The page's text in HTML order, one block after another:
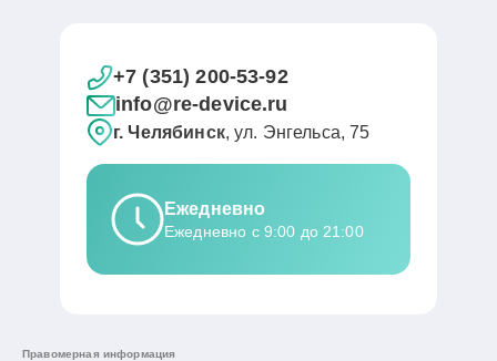
+7 (351) 200-53-92
info@re-device.ru
г. Челябинск, ул. Энгельса, 75
Ежедневно
Ежедневно с 9:00 до 21:00
Правомерная информация